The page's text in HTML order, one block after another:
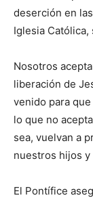
deserción en
Iglesia
Nosotros
liberación de
venido para
lo que no
sea, vuelvan a
nuestros hijos
El Pontífice